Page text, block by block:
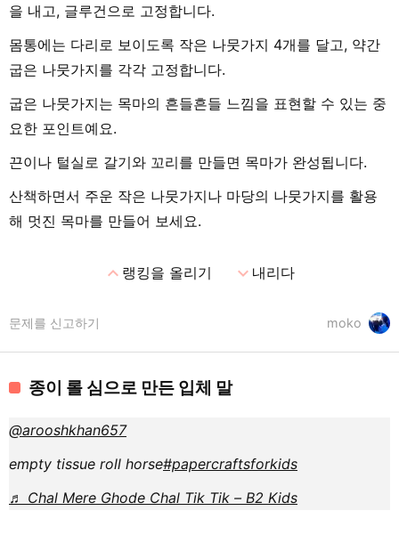
을 내고, 글루건으로 고정합니다.
몸통에는 다리로 보이도록 작은 나뭇가지 4개를 달고, 약간
굽은 나뭇가지를 각각 고정합니다.
굽은 나뭇가지는 목마의 흔들흔들 느낌을 표현할 수 있는 중
요한 포인트예요.
끈이나 털실로 갈기와 꼬리를 만들면 목마가 완성됩니다.
산책하면서 주운 작은 나뭇가지나 마당의 나뭇가지를 활용
해 멋진 목마를 만들어 보세요.
expand_less랭킹을 올리기 expand_more내리다
moko
문제를 신고하기
종이 롤 심으로 만든 입체 말
@arooshkhan657
empty tissue roll horse#papercraftsforkids
♬ Chal Mere Ghode Chal Tik Tik – B2 Kids